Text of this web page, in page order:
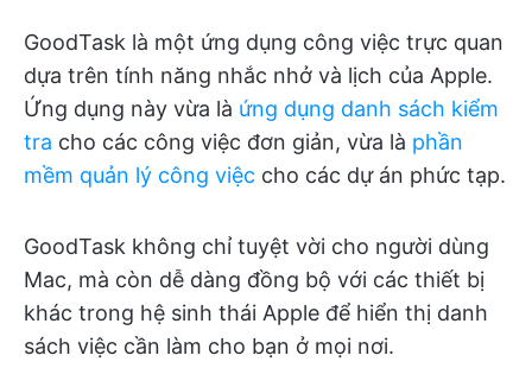
GoodTask là một ứng dụng công việc trực quan
dựa trên tính năng nhắc nhở và lịch của Apple.
Ứng dụng này vừa là ứng dụng danh sách kiểm
tra cho các công việc đơn giản, vừa là phần
mềm quản lý công việc cho các dự án phức tạp.
GoodTask không chỉ tuyệt vời cho người dùng
Mac, mà còn dễ dàng đồng bộ với các thiết bị
khác trong hệ sinh thái Apple để hiển thị danh
sách việc cần làm cho bạn ở mọi nơi.